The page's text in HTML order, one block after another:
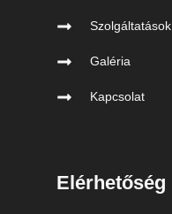
Szolgáltatások
Galéria
Kapcsolat
Elérhetőség